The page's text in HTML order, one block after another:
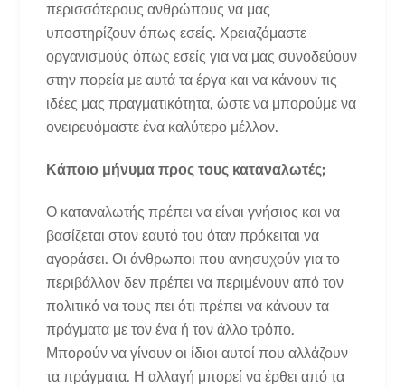
περισσότερους ανθρώπους να μας
υποστηρίζουν όπως εσείς. Χρειαζόμαστε
οργανισμούς όπως εσείς για να μας συνοδεύουν
στην πορεία με αυτά τα έργα και να κάνουν τις
ιδέες μας πραγματικότητα, ώστε να μπορούμε να
ονειρευόμαστε ένα καλύτερο μέλλον.
Κάποιο μήνυμα προς τους καταναλωτές;
Ο καταναλωτής πρέπει να είναι γνήσιος και να
βασίζεται στον εαυτό του όταν πρόκειται να
αγοράσει. Οι άνθρωποι που ανησυχούν για το
περιβάλλον δεν πρέπει να περιμένουν από τον
πολιτικό να τους πει ότι πρέπει να κάνουν τα
πράγματα με τον ένα ή τον άλλο τρόπο.
Μπορούν να γίνουν οι ίδιοι αυτοί που αλλάζουν
τα πράγματα. Η αλλαγή μπορεί να έρθει από τα